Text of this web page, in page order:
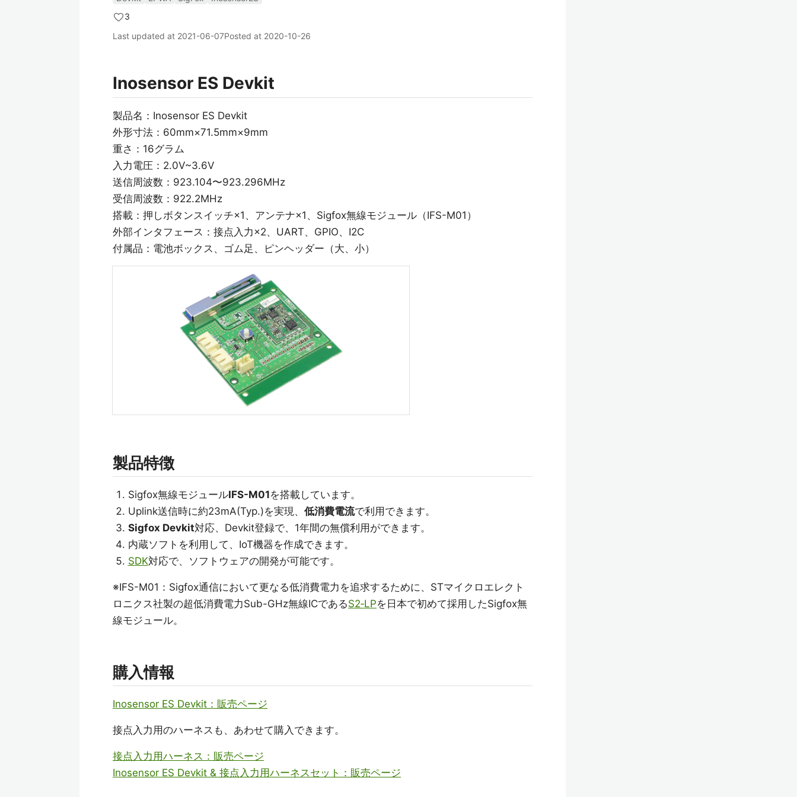
3
Last updated at 2021-06-07Posted at 2020-10-26
Inosensor ES Devkit
製品名：Inosensor ES Devkit
外形寸法：60mm×71.5mm×9mm
重さ：16グラム
入力電圧：2.0V~3.6V
送信周波数：923.104〜923.296MHz
受信周波数：922.2MHz
搭載：押しボタンスイッチ×1、アンテナ×1、Sigfox無線モジュール（IFS-M01）
外部インタフェース：接点入力×2、UART、GPIO、I2C
付属品：電池ボックス、ゴム足、ピンヘッダー（大、小）
製品特徴
Sigfox無線モジュールIFS-M01を搭載しています。
Uplink送信時に約23mA(Typ.)を実現、 低消費電流で利用できます。
Sigfox Devkit対応、Devkit登録で、1年間の無償利用ができます。
内蔵ソフトを利用して、IoT機器を作成できます。
SDK対応で、ソフトウェアの開発が可能です。
※IFS-M01：Sigfox通信において更なる低消費電力を追求するために、STマイクロエレクト
ロニクス社製の超低消費電力Sub-GHz無線ICであるS2‐LPを日本で初めて採用したSigfox無
線モジュール。
購入情報
Inosensor ES Devkit：販売ページ
接点入力用のハーネスも、あわせて購入できます。
接点入力用ハーネス：販売ページ
Inosensor ES Devkit & 接点入力用ハーネスセット：販売ページ